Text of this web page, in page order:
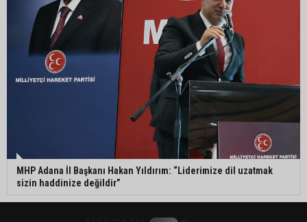
MHP Adana İl Başkanı Hakan Yıldırım: “Liderimize dil uzatmak
sizin haddinize değildir”